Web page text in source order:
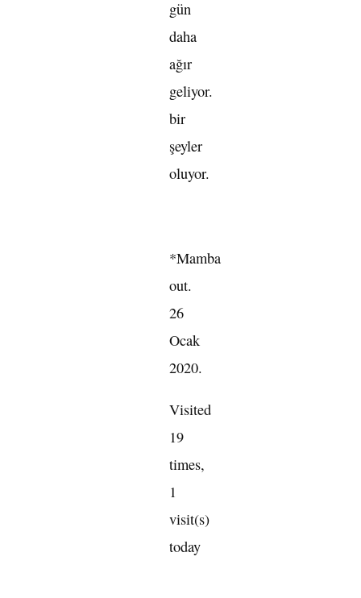
gün
daha
ağır
geliyor.
bir
şeyler
oluyor.
*Mamba
out.
26
Ocak
2020.
Visited
19
times,
1
visit(s)
today